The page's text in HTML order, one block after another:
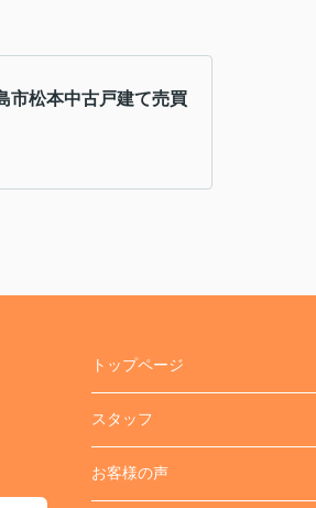
市松本中古戸建て売買
トップページ
スタッフ
お客様の声